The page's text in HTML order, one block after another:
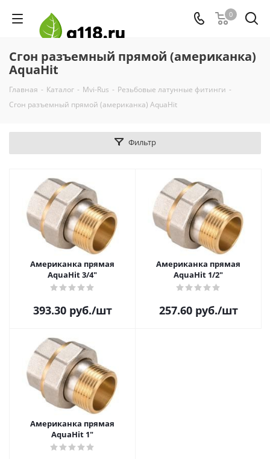
0
Сгон разъемный прямой (американка)
AquaHit
Главная - Каталог - Mvi-Rus - Резьбовые латунные фитинги -
Сгон разъемный прямой (американка) AquaHit
Фильтр
Американка прямая
AquaHit 3/4"
393.30руб./шт
Американка прямая
AquaHit 1/2"
257.60руб./шт
Американка прямая
AquaHit 1"